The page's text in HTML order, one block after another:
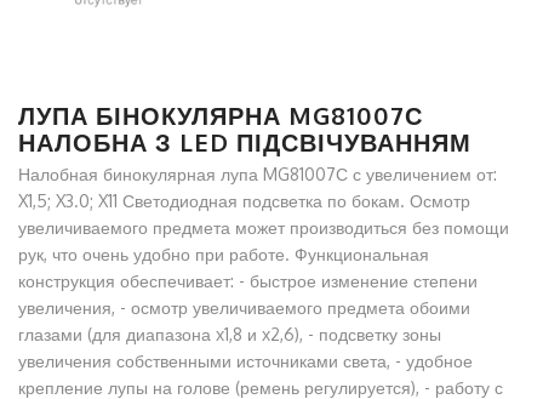
ЛУПА БІНОКУЛЯРНА MG81007С
НАЛОБНА З LED ПІДСВІЧУВАННЯМ
Налобная бинокулярная лупа MG81007С с увеличением от:
X1,5; X3.0; X11 Светодиодная подсветка по бокам. Осмотр
увеличиваемого предмета может производиться без помощи
рук, что очень удобно при работе. Функциональная
конструкция обеспечивает: - быстрое изменение степени
увеличения, - осмотр увеличиваемого предмета обоими
глазами (для диапазона x1,8 и x2,6), - подсветку зоны
увеличения собственными источниками света, - удобное
крепление лупы на голове (ремень регулируется), - работу с